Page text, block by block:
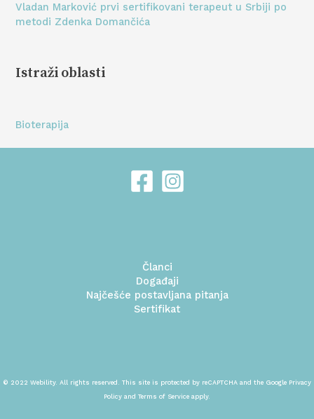
Vladan Marković prvi sertifikovani terapeut u Srbiji po
metodi Zdenka Domančića
Istraži oblasti
Bioterapija
Članci
Događaji
Najčešće postavljana pitanja
Sertifikat
© 2022 Webility. All rights reserved. This site is protected by reCAPTCHA and the Google Privacy
Policy and Terms of Service apply.